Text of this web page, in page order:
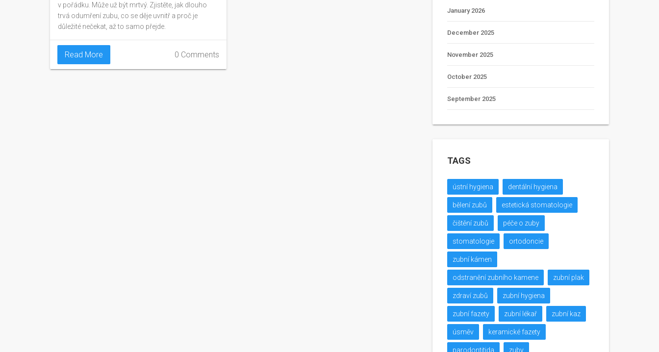
v pořádku. Může už být mrtvý. Zjistěte, jak dlouho
trvá odumření zubu, co se děje uvnitř a proč je
důležité nečekat, až to samo přejde.
Read More 0 Comments
January 2026
December 2025
November 2025
October 2025
September 2025
TAGS
ústní hygiena dentální hygiena
bělení zubů estetická stomatologie
čištění zubů péče o zuby
stomatologie ortodoncie
zubní kámen
odstranění zubního kamene zubní plak
zdraví zubů zubní hygiena
zubní fazety zubní lékař zubní kaz
úsměv keramické fazety
parodontitida zuby